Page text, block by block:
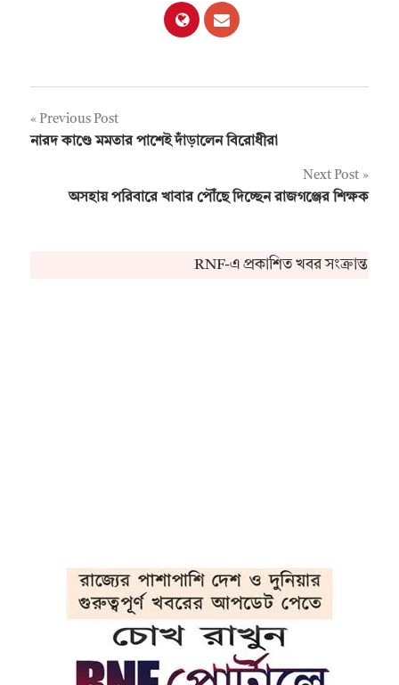
Post
Previous Post
নারদ কাণ্ডে মমতার পাশেই দাঁড়ালেন বিরোধীরা
Next Post
অসহায় পরিবারে খাবার পৌঁছে দিচ্ছেন রাজগঞ্জের শিক্ষক
RNF-এ প্রকাশিত খবর সংক্রান্ত